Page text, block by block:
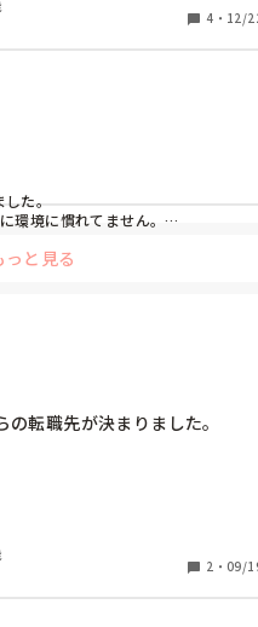
4 ・ 12/
した。
環境に慣れてません。
回されないといけないのか理解に
と見る
転職先が決まりました。
、11月まて在職して、12月から
かったから」で良いですよね
2 ・ 09/